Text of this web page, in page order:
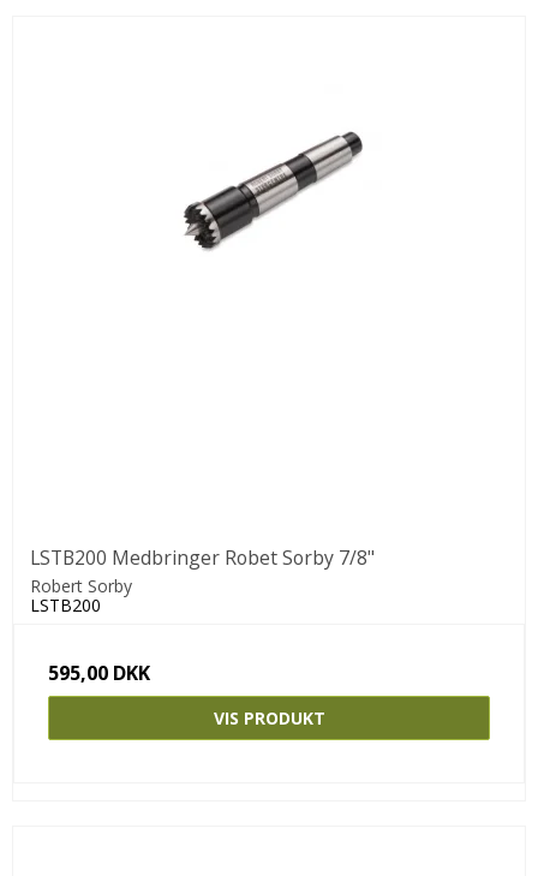
LSTB200 Medbringer Robet Sorby 7/8"
Robert Sorby
LSTB200
595,00 DKK
VIS PRODUKT